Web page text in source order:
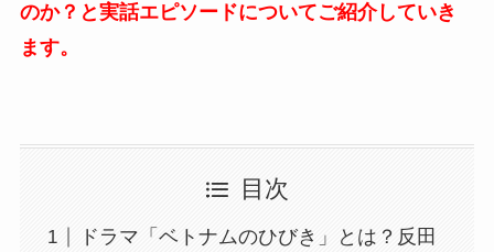
のか？と実話エピソードについてご紹介していき
ます。
目次
ドラマ「ベトナムのひびき」とは？反田